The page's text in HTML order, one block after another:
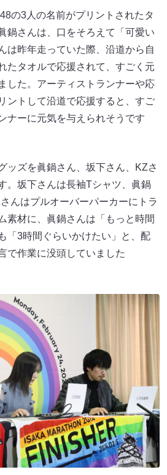
の3人の名前がプリントされたタ
鍋さんは、口をそろえて「可愛い
昨年走っていた際、沿道から自
たタオルで応援されて、すごく元
した。アーティストランナーや応
ントして沿道で応援すると、すご
ナーに元気を与えられそうです
ッズを眞鍋さん、坂下さん、KZさ
。坂下さんは長袖Tシャツ、眞鍋
んはプルオーバーパーカーにトラ
素材に、眞鍋さんは「もっと時間
「3時間ぐらいかけたい」と、配
で作業に没頭していました